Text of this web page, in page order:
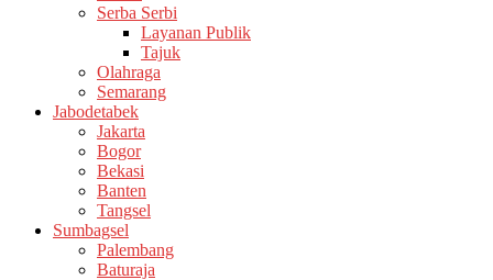
Serba Serbi
Layanan Publik
Tajuk
Olahraga
Semarang
Jabodetabek
Jakarta
Bogor
Bekasi
Banten
Tangsel
Sumbagsel
Palembang
Baturaja